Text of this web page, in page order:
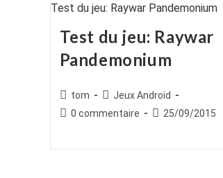
Test du jeu: Raywar
Pandemonium
Auteur/autrice
de
tom
Post
category:
Jeux Android
Commentaires
0 commentaire
Publication
25/09/2015